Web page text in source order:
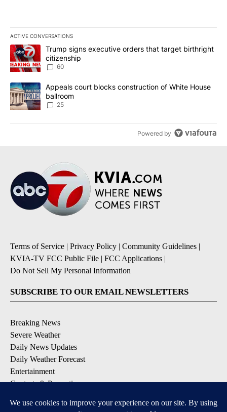
ACTIVE CONVERSATIONS
The following is a list of the most commented articles in the last
A trending article titled "Trump signs executive orders that
Trump signs executive orders that target birthright
citizenship
60
A trending article titled "Appeals court blocks construction of
Appeals court blocks construction of White House
ballroom
25
Powered by
Terms of Service | Privacy Policy | Community Guidelines |
KVIA-TV FCC Public File | FCC Applications |
Do Not Sell My Personal Information
SUBSCRIBE TO OUR EMAIL NEWSLETTERS
Breaking News
Severe Weather
Daily News Updates
Daily Weather Forecast
Entertainment
Contests & Promotions
DOWNLOAD OUR APPS